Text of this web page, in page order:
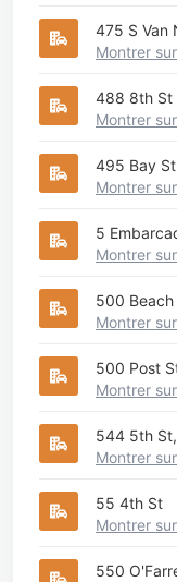
475 S Van
Montrer
488 8th St
Montrer
495 Bay St
Montrer
5
Montrer
500 Beach
Montrer
500 Post
Montrer
544 5th
Montrer
55 4th St
Montrer
550